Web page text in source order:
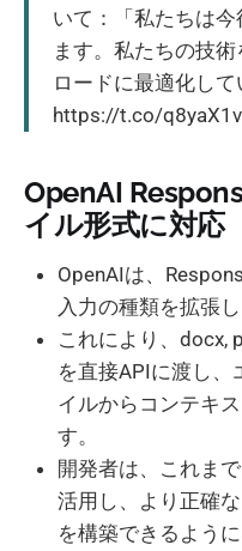
いて：「私たちは
ます。私たちの技
ロードに最適化して
https://t.co/
OpenAI
イル形式に対応
OpenAIは、
入力の種類を拡張
これにより、docx,
を直接APIに渡し、
イルからコンテキ
す。
開発者は、これま
活用し、より正確
を構築できるように